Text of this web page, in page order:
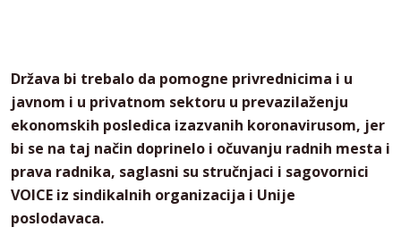
Država bi trebalo da pomogne privrednicima i u
javnom i u privatnom sektoru u prevazilaženju
ekonomskih posledica izazvanih koronavirusom, jer
bi se na taj način doprinelo i očuvanju radnih mesta i
prava radnika, saglasni su stručnjaci i sagovornici
VOICE iz sindikalnih organizacija i Unije
poslodavaca.